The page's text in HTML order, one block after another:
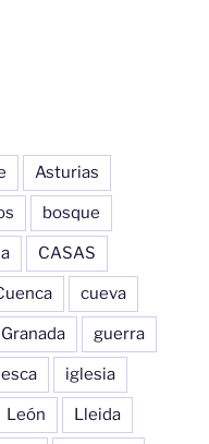
Asturias
bosque
CASAS
cueva
Granada guerra
iglesia
León Lleida